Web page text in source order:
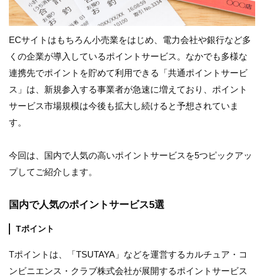
ECサイトはもちろん小売業をはじめ、電力会社や銀行など多
くの企業が導入しているポイントサービス。なかでも多様な
連携先でポイントを貯めて利用できる「共通ポイントサービ
ス」は、新規参入する事業者が急速に増えており、ポイント
サービス市場規模は今後も拡大し続けると予想されていま
す。
今回は、国内で人気の高いポイントサービスを5つピックアッ
プしてご紹介します。
国内で人気のポイントサービス5選
Tポイント
Tポイントは、「TSUTAYA」などを運営するカルチュア・コ
ンビニエンス・クラブ株式会社が展開するポイントサービス